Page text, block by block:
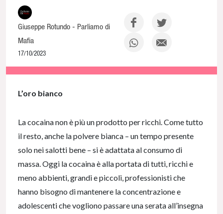
Giuseppe Rotundo - Parliamo di
Mafia
17/10/2023
NaN% Complete
L’oro bianco
La cocaina non è più un prodotto per ricchi. Come tutto
il resto, anche la polvere bianca – un tempo presente
solo nei salotti bene – si è adattata al consumo di
massa. Oggi la cocaina è alla portata di tutti, ricchi e
meno abbienti, grandi e piccoli, professionisti che
hanno bisogno di mantenere la concentrazione e
adolescenti che vogliono passare una serata all’insegna